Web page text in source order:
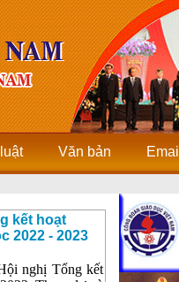
Văn bản Email
kết hoạt
2022 - 2023
nghị Tổng kết